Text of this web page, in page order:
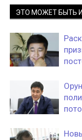
ЭТО МОЖЕТ БЫТЬ